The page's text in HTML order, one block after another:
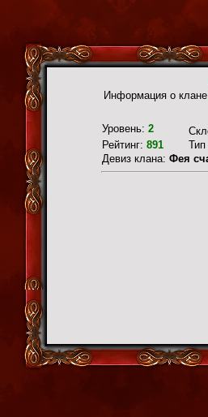
Информация о клане
Уровень: 2
Рейтинг: 891 Тип
Девиз клана: Фея